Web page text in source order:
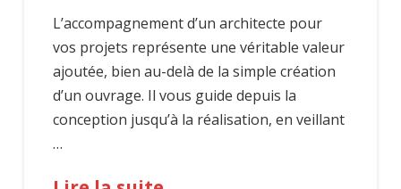
L’accompagnement d’un architecte pour
vos projets représente une véritable valeur
ajoutée, bien au-delà de la simple création
d’un ouvrage. Il vous guide depuis la
conception jusqu’à la réalisation, en veillant
…